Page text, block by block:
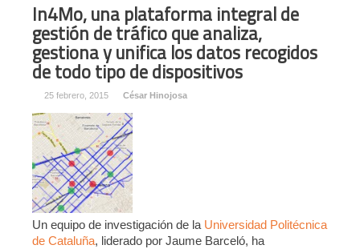
In4Mo, una plataforma integral de
gestión de tráfico que analiza,
gestiona y unifica los datos recogidos
de todo tipo de dispositivos
25 febrero, 2015 César Hinojosa
Un equipo de investigación de la Universidad Politécnica
de Cataluña, liderado por Jaume Barceló, ha